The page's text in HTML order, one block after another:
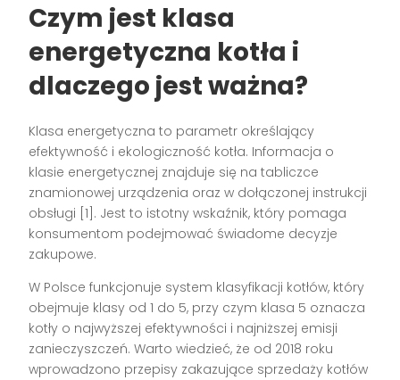
Czym jest klasa
energetyczna kotła i
dlaczego jest ważna?
Klasa energetyczna to parametr określający
efektywność i ekologiczność kotła. Informacja o
klasie energetycznej znajduje się na tabliczce
znamionowej urządzenia oraz w dołączonej instrukcji
obsługi [1]. Jest to istotny wskaźnik, który pomaga
konsumentom podejmować świadome decyzje
zakupowe.
W Polsce funkcjonuje system klasyfikacji kotłów, który
obejmuje klasy od 1 do 5, przy czym klasa 5 oznacza
kotły o najwyższej efektywności i najniższej emisji
zanieczyszczeń. Warto wiedzieć, że od 2018 roku
wprowadzono przepisy zakazujące sprzedaży kotłów